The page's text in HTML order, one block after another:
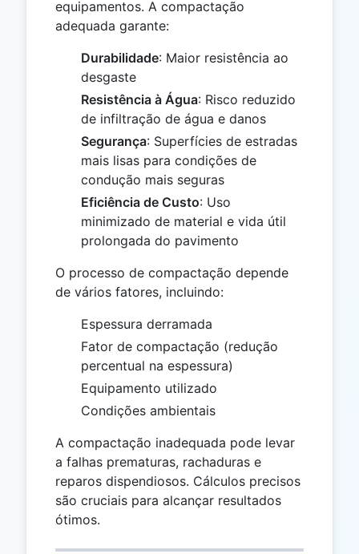
equipamentos. A compactação
adequada garante:
Durabilidade: Maior resistência ao
desgaste
Resistência à Água: Risco reduzido
de infiltração de água e danos
Segurança: Superfícies de estradas
mais lisas para condições de
condução mais seguras
Eficiência de Custo: Uso
minimizado de material e vida útil
prolongada do pavimento
O processo de compactação depende
de vários fatores, incluindo:
Espessura derramada
Fator de compactação (redução
percentual na espessura)
Equipamento utilizado
Condições ambientais
A compactação inadequada pode levar
a falhas prematuras, rachaduras e
reparos dispendiosos. Cálculos precisos
são cruciais para alcançar resultados
ótimos.